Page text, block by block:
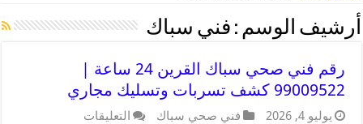
أرشيف الوسم : فني سباك
رقم فني صحي سباك القرين 24 ساعة |
99009522 كشف تسربات وتسليك مجاري
يوليو 4, 2026 فني صحي سباك التعليقات